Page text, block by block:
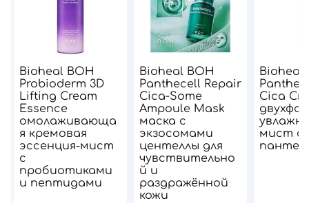
Bioheal BOH
Probioderm 3D
Lifting Cream
Essence
омолаживающа
я кремовая
эссенция-мист
с
пробиотиками
и пептидами
Bioheal BOH
Panthecell Repair
Cica‑Some
Ampoule Mask
маска с
экзосомами
центеллы для
чувствительно
й и
раздражённой
кожи
Bioheal
Cica
мист с